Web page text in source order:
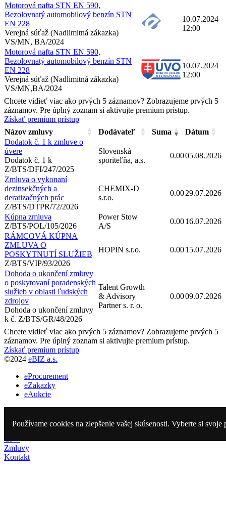
Motorová nafta STN EN 590,
Bezolovnatý automobilový benzín STN
EN 228
Verejná súťaž (Nadlimitná zákazka)
VS/MN, BA/2024
10.07.2024
12:00
Motorová nafta STN EN 590,
Bezolovnatý automobilový benzín STN
EN 228
Verejná súťaž (Nadlimitná zákazka)
VS/MN,BA/2024
10.07.2024
12:00
Chcete vidieť viac ako prvých 5 záznamov? Zobrazujeme prvých 5
záznamov. Pre úplný zoznam si aktivujte premium prístup.
Získať premium prístup
Názov zmluvy
Dodávateľ Suma
Dátum
Dodatok č. 1 k zmluve o
úvere
Dodatok č. 1 k
Z/BTS/DFI/247/2025
Slovenská
sporiteľňa, a.s.
0.0005.08.2026
Zmluva o vykonaní
dezinsekčných a
deratizačných prác
Z/BTS/DTPR/72/2026
CHEMIX-D
s.r.o.
0.0029.07.2026
Kúpna zmluva
Z/BTS/POL/105/2026
Power Stow
A/S
0.0016.07.2026
RÁMCOVÁ KÚPNA
ZMLUVA O
POSKYTNUTÍ SLUŽIEB
Z/BTS/VIP/93/2026
HOPIN s.r.o. 0.0015.07.2026
Dohoda o ukončení zmluvy
o poskytovaní poradenských
služieb v oblasti ľudských
zdrojov
Dohoda o ukončení zmluvy
k č. Z/BTS/GR/48/2026
Talent Growth
& Advisory
Partner s. r. o.
0.0009.07.2026
Chcete vidieť viac ako prvých 5 záznamov? Zobrazujeme prvých 5
záznamov. Pre úplný zoznam si aktivujte premium prístup.
Získať premium prístup
©2024 eBIZ a.s.
eProcurement
eZakazky
eAukcie
Používame cookies na zlepšenie vašej skúsenosti. Vyberte si svoje
Ukončené
Zmluvy
Kontakt